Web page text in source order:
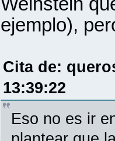
ejemplo),
Cita de:
13:39:22
Eso no es ir